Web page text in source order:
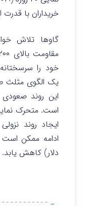
خریداران با
گاوها تلاش
خود را
یک الگوی مثلث
است.
ایجاد روند
دلار) کاهش یابد.